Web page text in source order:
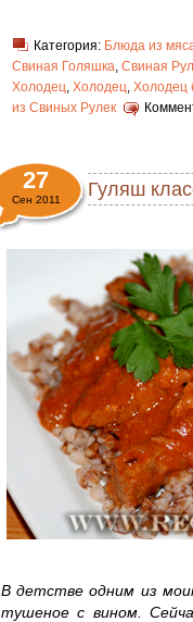
Категория: Блюда из
Свиная Голяшка, Свиная
Холодец, Холодец, Холодец
из Свиных Рулек
Гуляш
27
Сен 2011
В детстве одним из
тушеное с вином.